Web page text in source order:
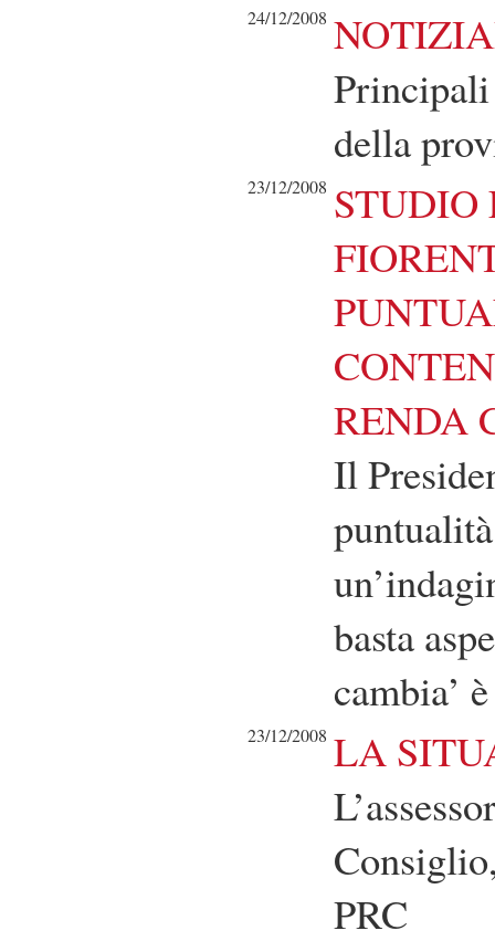
24/12/2008
della
23/12/2008 STUDIO
RENDA
Il
basta
cambia’
23/12/2008 LA
PRC